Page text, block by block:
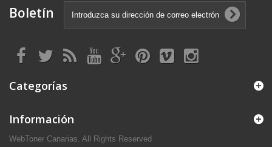
Boletín
Categorías
Información
WebToner Canarias. All Rights Reserved